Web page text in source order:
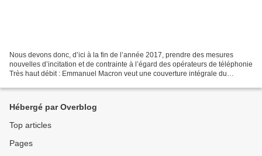
Nous devons donc, d’ici à la fin de l’année 2017, prendre des mesures
nouvelles d’incitation et de contrainte à l’égard des opérateurs de téléphonie
Très haut débit : Emmanuel Macron veut une couverture intégrale du
Hébergé par Overblog
Top articles
Pages